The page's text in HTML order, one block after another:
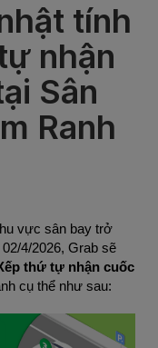
tính
nhận
Sân
Ranh
vực sân bay trở
4/2026, Grab sẽ
thứ tự nhận cuốc
cụ thể như sau: